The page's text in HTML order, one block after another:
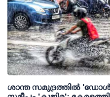
ശാന്ത സമുദ്രത്തില്‍